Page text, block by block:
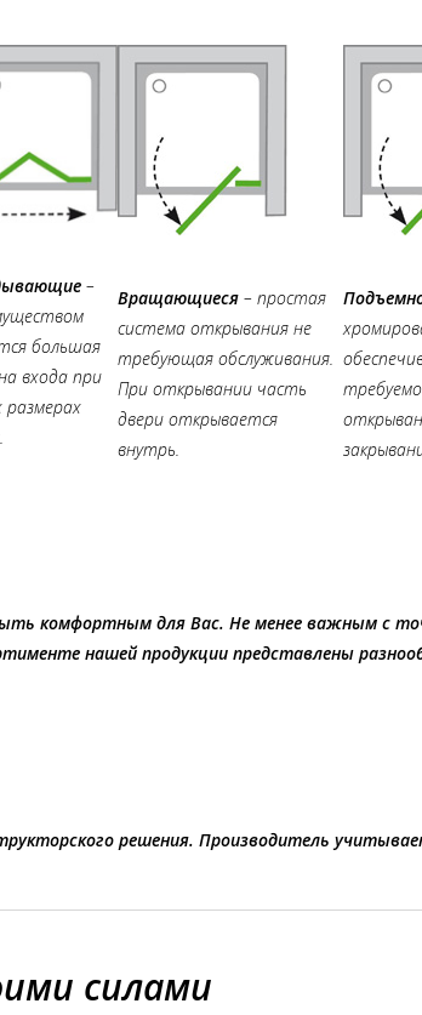
–
большая
входа при
размерах
Вращающиеся – простая
система открывания не
требующая обслуживания.
При открывании часть
двери открывается
внутрь.
комфортным для Вас. Не менее важным с
нашей продукции представлены
решения. Производитель
силами